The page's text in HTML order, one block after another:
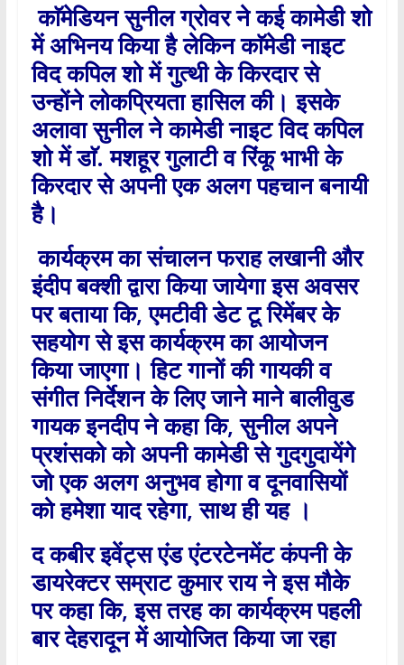
काॅमेडियन सुनील ग्रोवर ने कई कामेडी शो
में अभिनय किया है लेकिन काॅमेडी नाइट
विद कपिल शो में गुत्थी के किरदार से
उन्होंने लोकप्रियता हासिल की। इसके
अलावा सुनील ने कामेडी नाइट विद कपिल
शो में डाॅ. मशहूर गुलाटी व रिंकू भाभी के
किरदार से अपनी एक अलग पहचान बनायी
है।
कार्यक्रम का संचालन फराह लखानी और
इंदीप बक्शी द्वारा किया जायेगा इस अवसर
पर बताया कि,एमटीवी डेट टू रिमेंबर के
सहयोग से इस कार्यक्रम का आयोजन
किया जाएगा। हिट गानों की गायकी व
संगीत निर्देशन के लिए जाने माने बालीवुड
गायक इनदीप ने कहा कि,सुनील अपने
प्रशंसको को अपनी कामेडी से गुदगुदायेंगे
जो एक अलग अनुभव होगा व दूनवासियों
को हमेशा याद रहेगा,साथ ही यह ।
द कबीर इवेंट्स एंड एंटरटेनमेंट कंपनी के
डायरेक्टर सम्राट कुमार राय ने इस मौके
पर कहा कि,इस तरह का कार्यक्रम पहली
बार देहरादून में आयोजित किया जा रहा